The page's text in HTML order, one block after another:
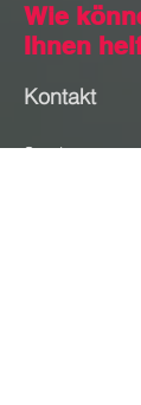
Wie
Ihnen
Kontakt
Service